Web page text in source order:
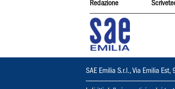
Redazione
SAE Emilia S.r.l., Via Emilia